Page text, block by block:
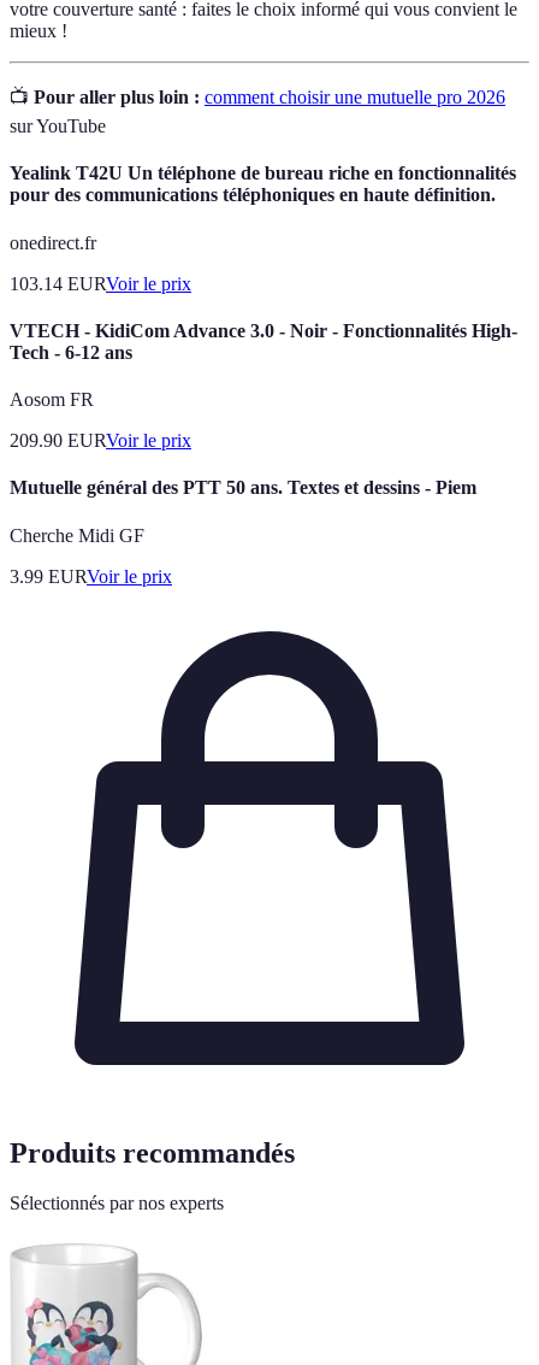
votre couverture santé : faites le choix informé qui vous convient le
mieux !
📺 Pour aller plus loin : comment choisir une mutuelle pro 2026
sur YouTube
Yealink T42U Un téléphone de bureau riche en fonctionnalités
pour des communications téléphoniques en haute définition.
onedirect.fr
103.14 EURVoir le prix
VTECH - KidiCom Advance 3.0 - Noir - Fonctionnalités High-
Tech - 6-12 ans
Aosom FR
209.90 EURVoir le prix
Mutuelle général des PTT 50 ans. Textes et dessins - Piem
Cherche Midi GF
3.99 EURVoir le prix
Produits recommandés
Sélectionnés par nos experts